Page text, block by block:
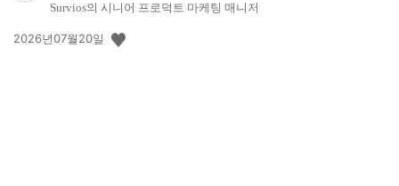
Survios의 시니어 프로덕트 마케팅 매니저
공
2026년07월20일